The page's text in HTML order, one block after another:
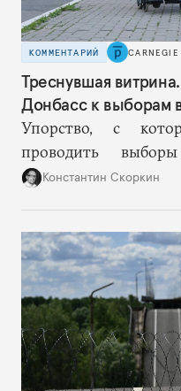
КОММЕНТАРИЙ
Треснувшая
Донбасс к выборам
Упорство, с
проводить
основывается на
самообмана, когда
все сильнее отстает
Константин Скоркин